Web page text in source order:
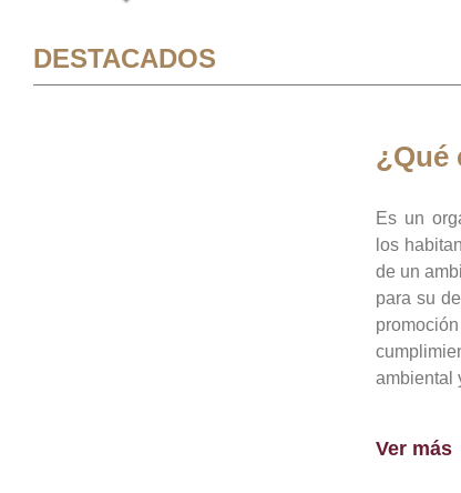
DESTACADOS
¿Qué
Es un
los
de un
para su
ambiental
Ver más